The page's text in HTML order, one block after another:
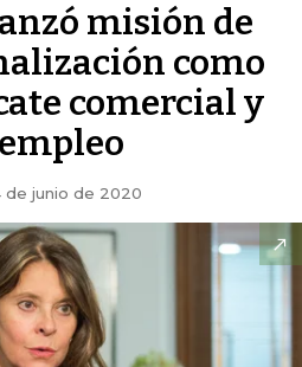
misión de
como
comercial y
de junio de 2020